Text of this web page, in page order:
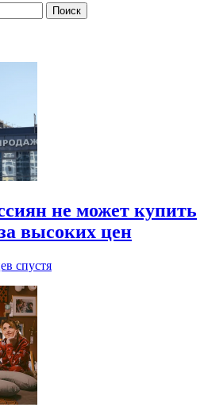
не может купить
высоких цен
спустя